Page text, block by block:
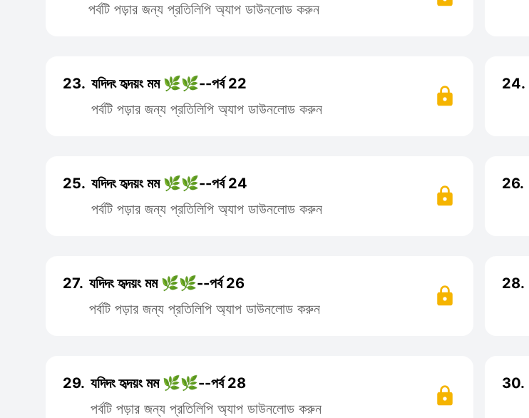
পর্বটি পড়ার জন্য প্রতিলিপি অ্যাপ ডাউনলোড করুন
23. যদিদং হৃদয়ং মম 🌿🌿--পর্ব 22
পর্বটি পড়ার জন্য প্রতিলিপি অ্যাপ ডাউনলোড করুন
24.
25. যদিদং হৃদয়ং মম 🌿🌿--পর্ব 24
পর্বটি পড়ার জন্য প্রতিলিপি অ্যাপ ডাউনলোড করুন
26.
27. যদিদং হৃদয়ং মম 🌿🌿--পর্ব 26
পর্বটি পড়ার জন্য প্রতিলিপি অ্যাপ ডাউনলোড করুন
28.
29. যদিদং হৃদয়ং মম 🌿🌿--পর্ব 28
পর্বটি পড়ার জন্য প্রতিলিপি অ্যাপ ডাউনলোড করুন
30.